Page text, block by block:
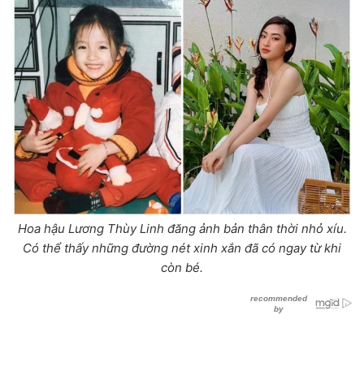
Hoa hậu Lương Thùy Linh đăng ảnh bản thân thời nhỏ xíu.
Có thể thấy những đường nét xinh xắn đã có ngay từ khi
còn bé.